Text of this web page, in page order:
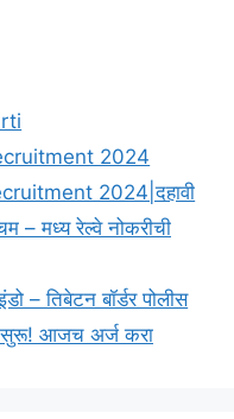
2024
2024|दहावी
– मध्य रेल्वे नोकरीची
तिबेटन बॉर्डर पोलीस
सुरू! आजच अर्ज करा